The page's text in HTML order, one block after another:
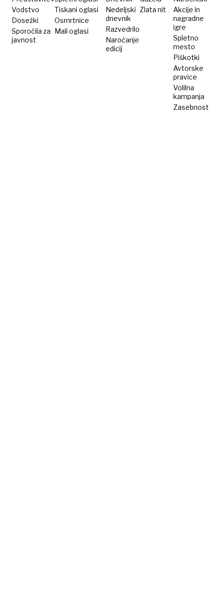
bobnajo
z
istimi
rokami
Vodstvo
Dosežki
Sporočila za
javnost
Tiskani oglasi
Osmrtnice
Mali oglasi
Nedeljski
dnevnik
Razvedrilo
Naročanje
edicij
Zlata nit
Akcije in
nagradne
igre
Spletno
mesto
Piškotki
Avtorske
pravice
Volilna
kampanja
Zasebnost